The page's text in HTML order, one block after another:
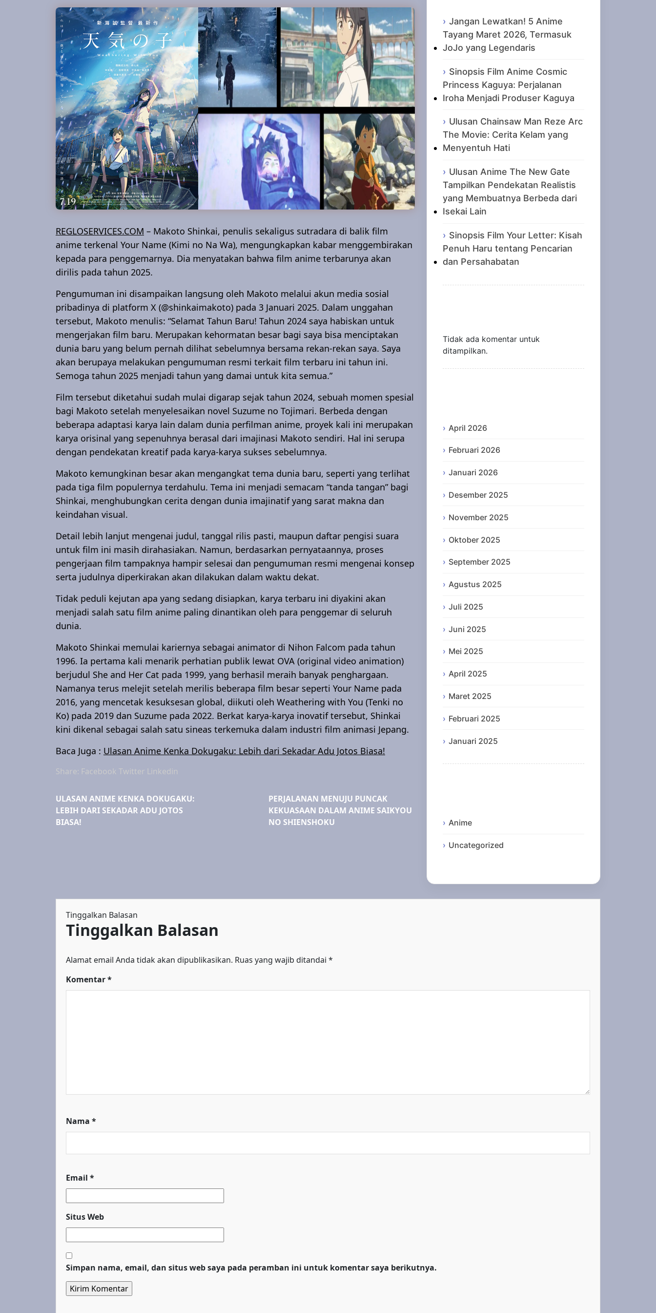
REGLOSERVICES.COM – Makoto Shinkai, penulis sekaligus sutradara di balik film
anime terkenal Your Name (Kimi no Na Wa), mengungkapkan kabar menggembirakan
kepada para penggemarnya. Dia menyatakan bahwa film anime terbarunya akan
dirilis pada tahun 2025.
Pengumuman ini disampaikan langsung oleh Makoto melalui akun media sosial
pribadinya di platform X (@shinkaimakoto) pada 3 Januari 2025. Dalam unggahan
tersebut, Makoto menulis: “Selamat Tahun Baru! Tahun 2024 saya habiskan untuk
mengerjakan film baru. Merupakan kehormatan besar bagi saya bisa menciptakan
dunia baru yang belum pernah dilihat sebelumnya bersama rekan-rekan saya. Saya
akan berupaya melakukan pengumuman resmi terkait film terbaru ini tahun ini.
Semoga tahun 2025 menjadi tahun yang damai untuk kita semua.”
Film tersebut diketahui sudah mulai digarap sejak tahun 2024, sebuah momen spesial
bagi Makoto setelah menyelesaikan novel Suzume no Tojimari. Berbeda dengan
beberapa adaptasi karya lain dalam dunia perfilman anime, proyek kali ini merupakan
karya orisinal yang sepenuhnya berasal dari imajinasi Makoto sendiri. Hal ini serupa
dengan pendekatan kreatif pada karya-karya sukses sebelumnya.
Makoto kemungkinan besar akan mengangkat tema dunia baru, seperti yang terlihat
pada tiga film populernya terdahulu. Tema ini menjadi semacam “tanda tangan” bagi
Shinkai, menghubungkan cerita dengan dunia imajinatif yang sarat makna dan
keindahan visual.
Detail lebih lanjut mengenai judul, tanggal rilis pasti, maupun daftar pengisi suara
untuk film ini masih dirahasiakan. Namun, berdasarkan pernyataannya, proses
pengerjaan film tampaknya hampir selesai dan pengumuman resmi mengenai konsep
serta judulnya diperkirakan akan dilakukan dalam waktu dekat.
Tidak peduli kejutan apa yang sedang disiapkan, karya terbaru ini diyakini akan
menjadi salah satu film anime paling dinantikan oleh para penggemar di seluruh
dunia.
Makoto Shinkai memulai kariernya sebagai animator di Nihon Falcom pada tahun
1996. Ia pertama kali menarik perhatian publik lewat OVA (original video animation)
berjudul She and Her Cat pada 1999, yang berhasil meraih banyak penghargaan.
Namanya terus melejit setelah merilis beberapa film besar seperti Your Name pada
2016, yang mencetak kesuksesan global, diikuti oleh Weathering with You (Tenki no
Ko) pada 2019 dan Suzume pada 2022. Berkat karya-karya inovatif tersebut, Shinkai
kini dikenal sebagai salah satu sineas terkemuka dalam industri film animasi Jepang.
Baca Juga : Ulasan Anime Kenka Dokugaku: Lebih dari Sekadar Adu Jotos Biasa!
Share: Facebook Twitter Linkedin
ULASAN ANIME KENKA DOKUGAKU:
LEBIH DARI SEKADAR ADU JOTOS
BIASA!
PERJALANAN MENUJU PUNCAK
KEKUASAAN DALAM ANIME SAIKYOU
NO SHIENSHOKU
Jangan Lewatkan! 5 Anime
Tayang Maret 2026, Termasuk
JoJo yang Legendaris
Sinopsis Film Anime Cosmic
Princess Kaguya: Perjalanan
Iroha Menjadi Produser Kaguya
Ulusan Chainsaw Man Reze Arc
The Movie: Cerita Kelam yang
Menyentuh Hati
Ulusan Anime The New Gate
Tampilkan Pendekatan Realistis
yang Membuatnya Berbeda dari
Isekai Lain
Sinopsis Film Your Letter: Kisah
Penuh Haru tentang Pencarian
dan Persahabatan
Tidak ada komentar untuk
ditampilkan.
April 2026
Februari 2026
Januari 2026
Desember 2025
November 2025
Oktober 2025
September 2025
Agustus 2025
Juli 2025
Juni 2025
Mei 2025
April 2025
Maret 2025
Februari 2025
Januari 2025
Anime
Uncategorized
Tinggalkan Balasan
Tinggalkan Balasan
Alamat email Anda tidak akan dipublikasikan. Ruas yang wajib ditandai *
Komentar*
Nama *
Email *
Situs Web
Simpan nama, email, dan situs web saya pada peramban ini untuk komentar saya berikutnya.